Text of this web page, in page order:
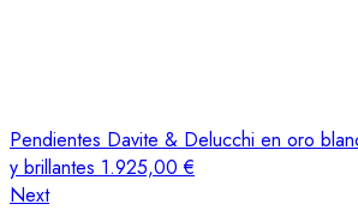
Pendientes Davite & Delucchi en oro
y brillantes 1.925,00€
Next